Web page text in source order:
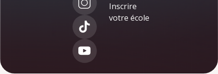
Inscrire
votre école